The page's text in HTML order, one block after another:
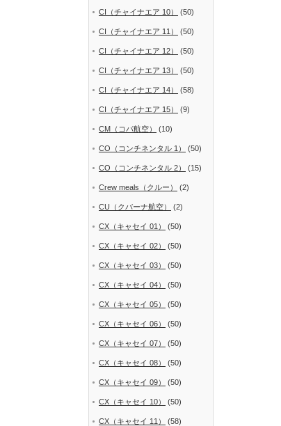
CI（チャイナエア 10） (50)
CI（チャイナエア 11） (50)
CI（チャイナエア 12） (50)
CI（チャイナエア 13） (50)
CI（チャイナエア 14） (58)
CI（チャイナエア 15） (9)
CM（コパ航空） (10)
CO（コンチネンタル 1） (50)
CO（コンチネンタル 2） (15)
Crew meals（クルー） (2)
CU（クバーナ航空） (2)
CX（キャセイ 01） (50)
CX（キャセイ 02） (50)
CX（キャセイ 03） (50)
CX（キャセイ 04） (50)
CX（キャセイ 05） (50)
CX（キャセイ 06） (50)
CX（キャセイ 07） (50)
CX（キャセイ 08） (50)
CX（キャセイ 09） (50)
CX（キャセイ 10） (50)
CX（キャセイ 11） (58)